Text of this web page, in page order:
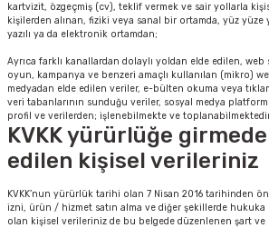
Rulman
kartvizit, özgeçmiş (cv), teklif vermek ve sair yollarla
kişilerden alınan, fiziki veya sanal bir ortamda, yüz yüze
yazılı ya da elektronik ortamdan;
Ayrıca farklı kanallardan dolaylı yoldan elde edilen, web
oyun, kampanya ve benzeri amaçlı kullanılan (mikro)
medyadan elde edilen veriler, e-bülten okuma veya
veri tabanlarının sunduğu veriler, sosyal medya
profil ve verilerden; işlenebilmekte ve
KVKK yürürlüğe
edilen kişisel verileriniz
KVKK’nun yürürlük tarihi olan 7 Nisan 2016 tarihinden
izni, ürün / hizmet satın alma ve diğer şekillerde
olan kişisel verileriniz de bu belgede düzenlenen şart